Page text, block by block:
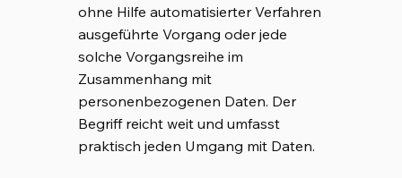
ohne Hilfe automatisierter Verfahren
ausgeführte Vorgang oder jede
solche Vorgangsreihe im
Zusammenhang mit
personenbezogenen Daten. Der
Begriff reicht weit und umfasst
praktisch jeden Umgang mit Daten.